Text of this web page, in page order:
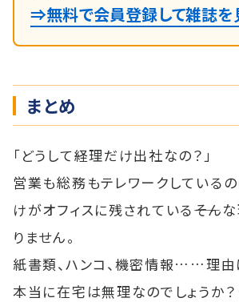
⇒無料で会員登録して雑誌を
まとめ
「どうして経理だけ出社なの？」
営業も総務もテレワークしている
けがオフィスに残されている――そん
りません。
紙書類、ハンコ、機密情報……理由
本当に在宅は無理なのでしょうか？